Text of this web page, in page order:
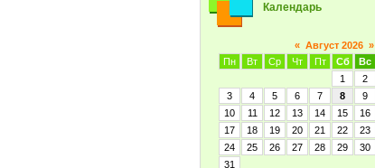
Календарь
« Август 2026 »
Пн
Вт Ср Чт Пт Сб
Вс
1
2
3
4 5 6 7 8
9
10
11 12 13 14 15
16
17
18 19 20 21 22
23
24
25 26 27 28 29
30
31